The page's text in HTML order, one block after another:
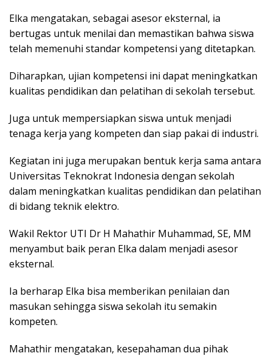
Elka mengatakan, sebagai asesor eksternal, ia
bertugas untuk menilai dan memastikan bahwa siswa
telah memenuhi standar kompetensi yang ditetapkan.
Diharapkan, ujian kompetensi ini dapat meningkatkan
kualitas pendidikan dan pelatihan di sekolah tersebut.
Juga untuk mempersiapkan siswa untuk menjadi
tenaga kerja yang kompeten dan siap pakai di industri.
Kegiatan ini juga merupakan bentuk kerja sama antara
Universitas Teknokrat Indonesia dengan sekolah
dalam meningkatkan kualitas pendidikan dan pelatihan
di bidang teknik elektro.
Wakil Rektor UTI Dr H Mahathir Muhammad, SE, MM
menyambut baik peran Elka dalam menjadi asesor
eksternal.
Ia berharap Elka bisa memberikan penilaian dan
masukan sehingga siswa sekolah itu semakin
kompeten.
Mahathir mengatakan, kesepahaman dua pihak